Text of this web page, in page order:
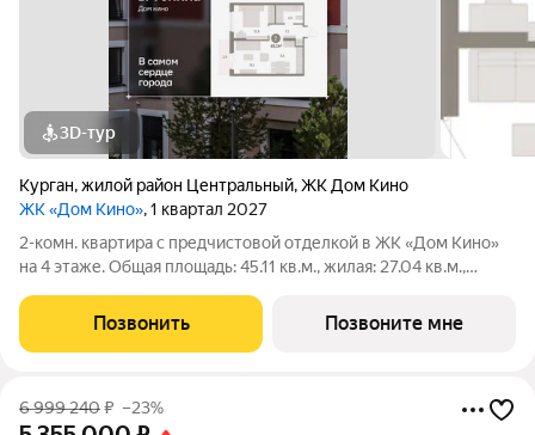
3D-тур
Курган,жилой район Центральный,ЖК Дом Кино
ЖК «Дом Кино», 1 квартал 2027
2-комн. квартира с предчистовой отделкой в ЖК «Дом Кино»
на 4 этаже. Общая площадь: 45.11 кв.м., жилая: 27.04 кв.м.,
кухней-гостиной и одной спальней в Доме кино. Особенности
планировки:
Позвонить Позвоните мне
6 999 240₽ –23%